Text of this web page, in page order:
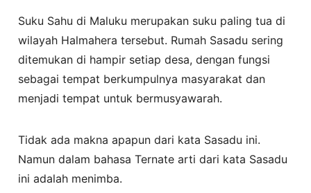
Suku Sahu di Maluku merupakan suku paling tua di
wilayah Halmahera tersebut. Rumah Sasadu sering
ditemukan di hampir setiap desa, dengan fungsi
sebagai tempat berkumpulnya masyarakat dan
menjadi tempat untuk bermusyawarah.
Tidak ada makna apapun dari kata Sasadu ini.
Namun dalam bahasa Ternate arti dari kata Sasadu
ini adalah menimba.